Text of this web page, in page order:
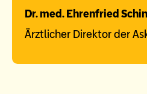
Dr. med. Ehrenfried
Ärztlicher Direktor der